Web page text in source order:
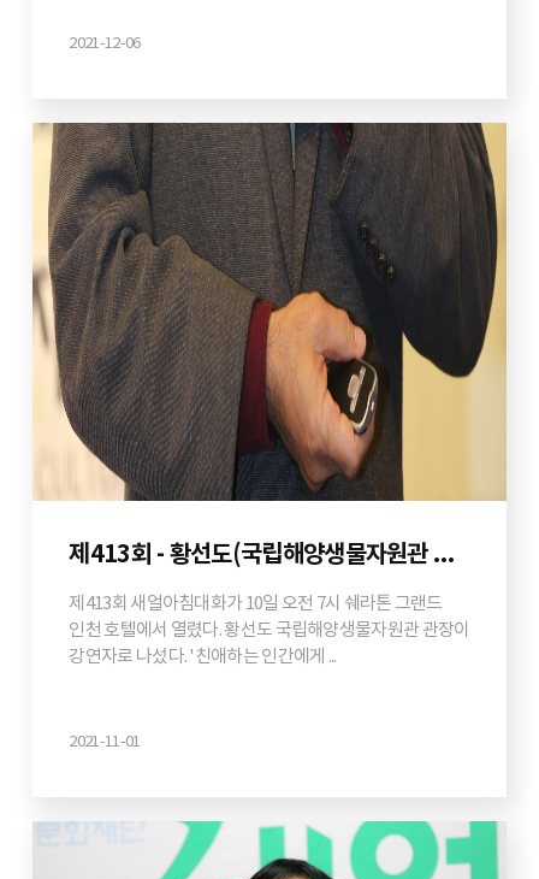
2021-12-06
제413회 - 황선도(국립해양생물자원관 관장)
제413회 새얼아침대화가 10일 오전 7시 쉐라톤 그랜드
인천 호텔에서 열렸다. 황선도 국립해양생물자원관 관장이
강연자로 나섰다. '친애하는 인간에게 ...
2021-11-01